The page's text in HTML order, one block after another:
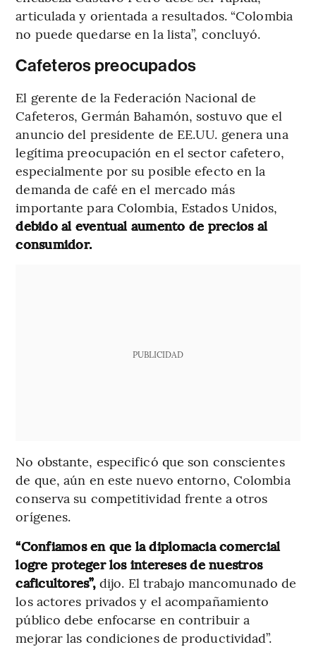
articulada y orientada a resultados. “Colombia
no puede quedarse en la lista”, concluyó.
Cafeteros preocupados
El gerente de la Federación Nacional de
Cafeteros, Germán Bahamón, sostuvo que el
anuncio del presidente de EE.UU. genera una
legítima preocupación en el sector cafetero,
especialmente por su posible efecto en la
demanda de café en el mercado más
importante para Colombia, Estados Unidos,
debido al eventual aumento de precios al
consumidor.
PUBLICIDAD
No obstante, especificó que son conscientes
de que, aún en este nuevo entorno, Colombia
conserva su competitividad frente a otros
orígenes.
“Confiamos en que la diplomacia comercial
logre proteger los intereses de nuestros
caficultores”, dijo. El trabajo mancomunado de
los actores privados y el acompañamiento
público debe enfocarse en contribuir a
mejorar las condiciones de productividad”.